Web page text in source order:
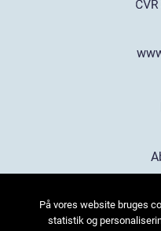
På vores website bruges
statistik og